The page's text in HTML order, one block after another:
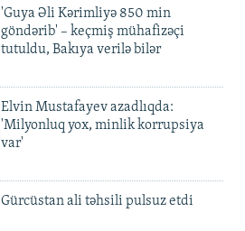
'Guya Əli Kərimliyə 850 min
göndərib' – keçmiş mühafizəçi
tutuldu, Bakıya verilə bilər
Elvin Mustafayev azadlıqda:
'Milyonluq yox, minlik korrupsiya
var'
Gürcüstan ali təhsili pulsuz etdi